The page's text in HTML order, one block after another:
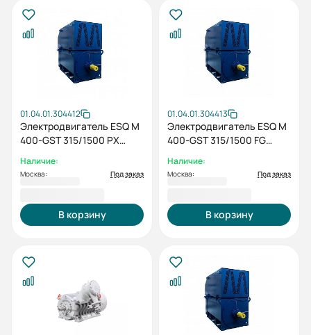
01.04.01.304412
Электродвигатель ESQ M
400-GST 315/1500 PX
Наличие:
Москва: Под заказ
В корзину
01.04.01.304413
Электродвигатель ESQ M
400-GST 315/1500 FG
Наличие:
Москва: Под заказ
В корзину